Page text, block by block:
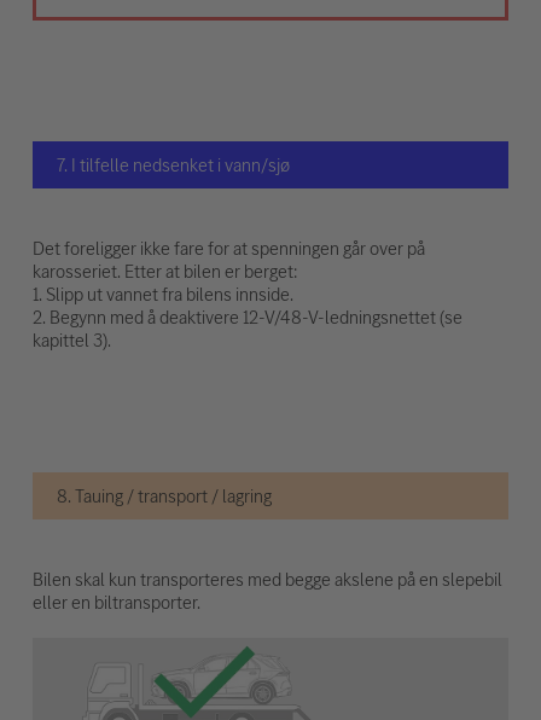
7. I tilfelle nedsenket i vann/sjø
Det foreligger ikke fare for at spenningen går over på
karosseriet. Etter at bilen er berget:
1. Slipp ut vannet fra bilens innside.
2. Begynn med å deaktivere 12-V/48-V-ledningsnettet (se
kapittel 3).
8. Tauing / transport / lagring
Bilen skal kun transporteres med begge akslene på en slepebil
eller en biltransporter.